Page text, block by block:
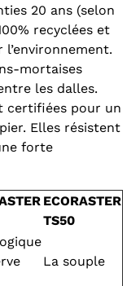
20 ans (selon
recyclées et
mortaises
les dalles.
certifiées pour un
Elles résistent
forte
ECORASTER
TS50
La souple